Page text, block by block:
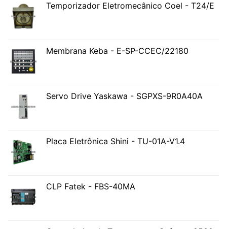
Temporizador Eletromecânico Coel - T24/E
Membrana Keba - E-SP-CCEC/22180
Servo Drive Yaskawa - SGPXS-9R0A40A
Placa Eletrônica Shini - TU-01A-V1.4
CLP Fatek - FBS-40MA